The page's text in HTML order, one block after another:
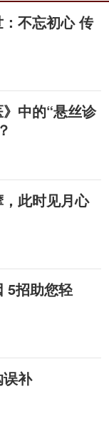
不忘初心 传
中的“悬丝诊
此时见月心
5招助您轻
补